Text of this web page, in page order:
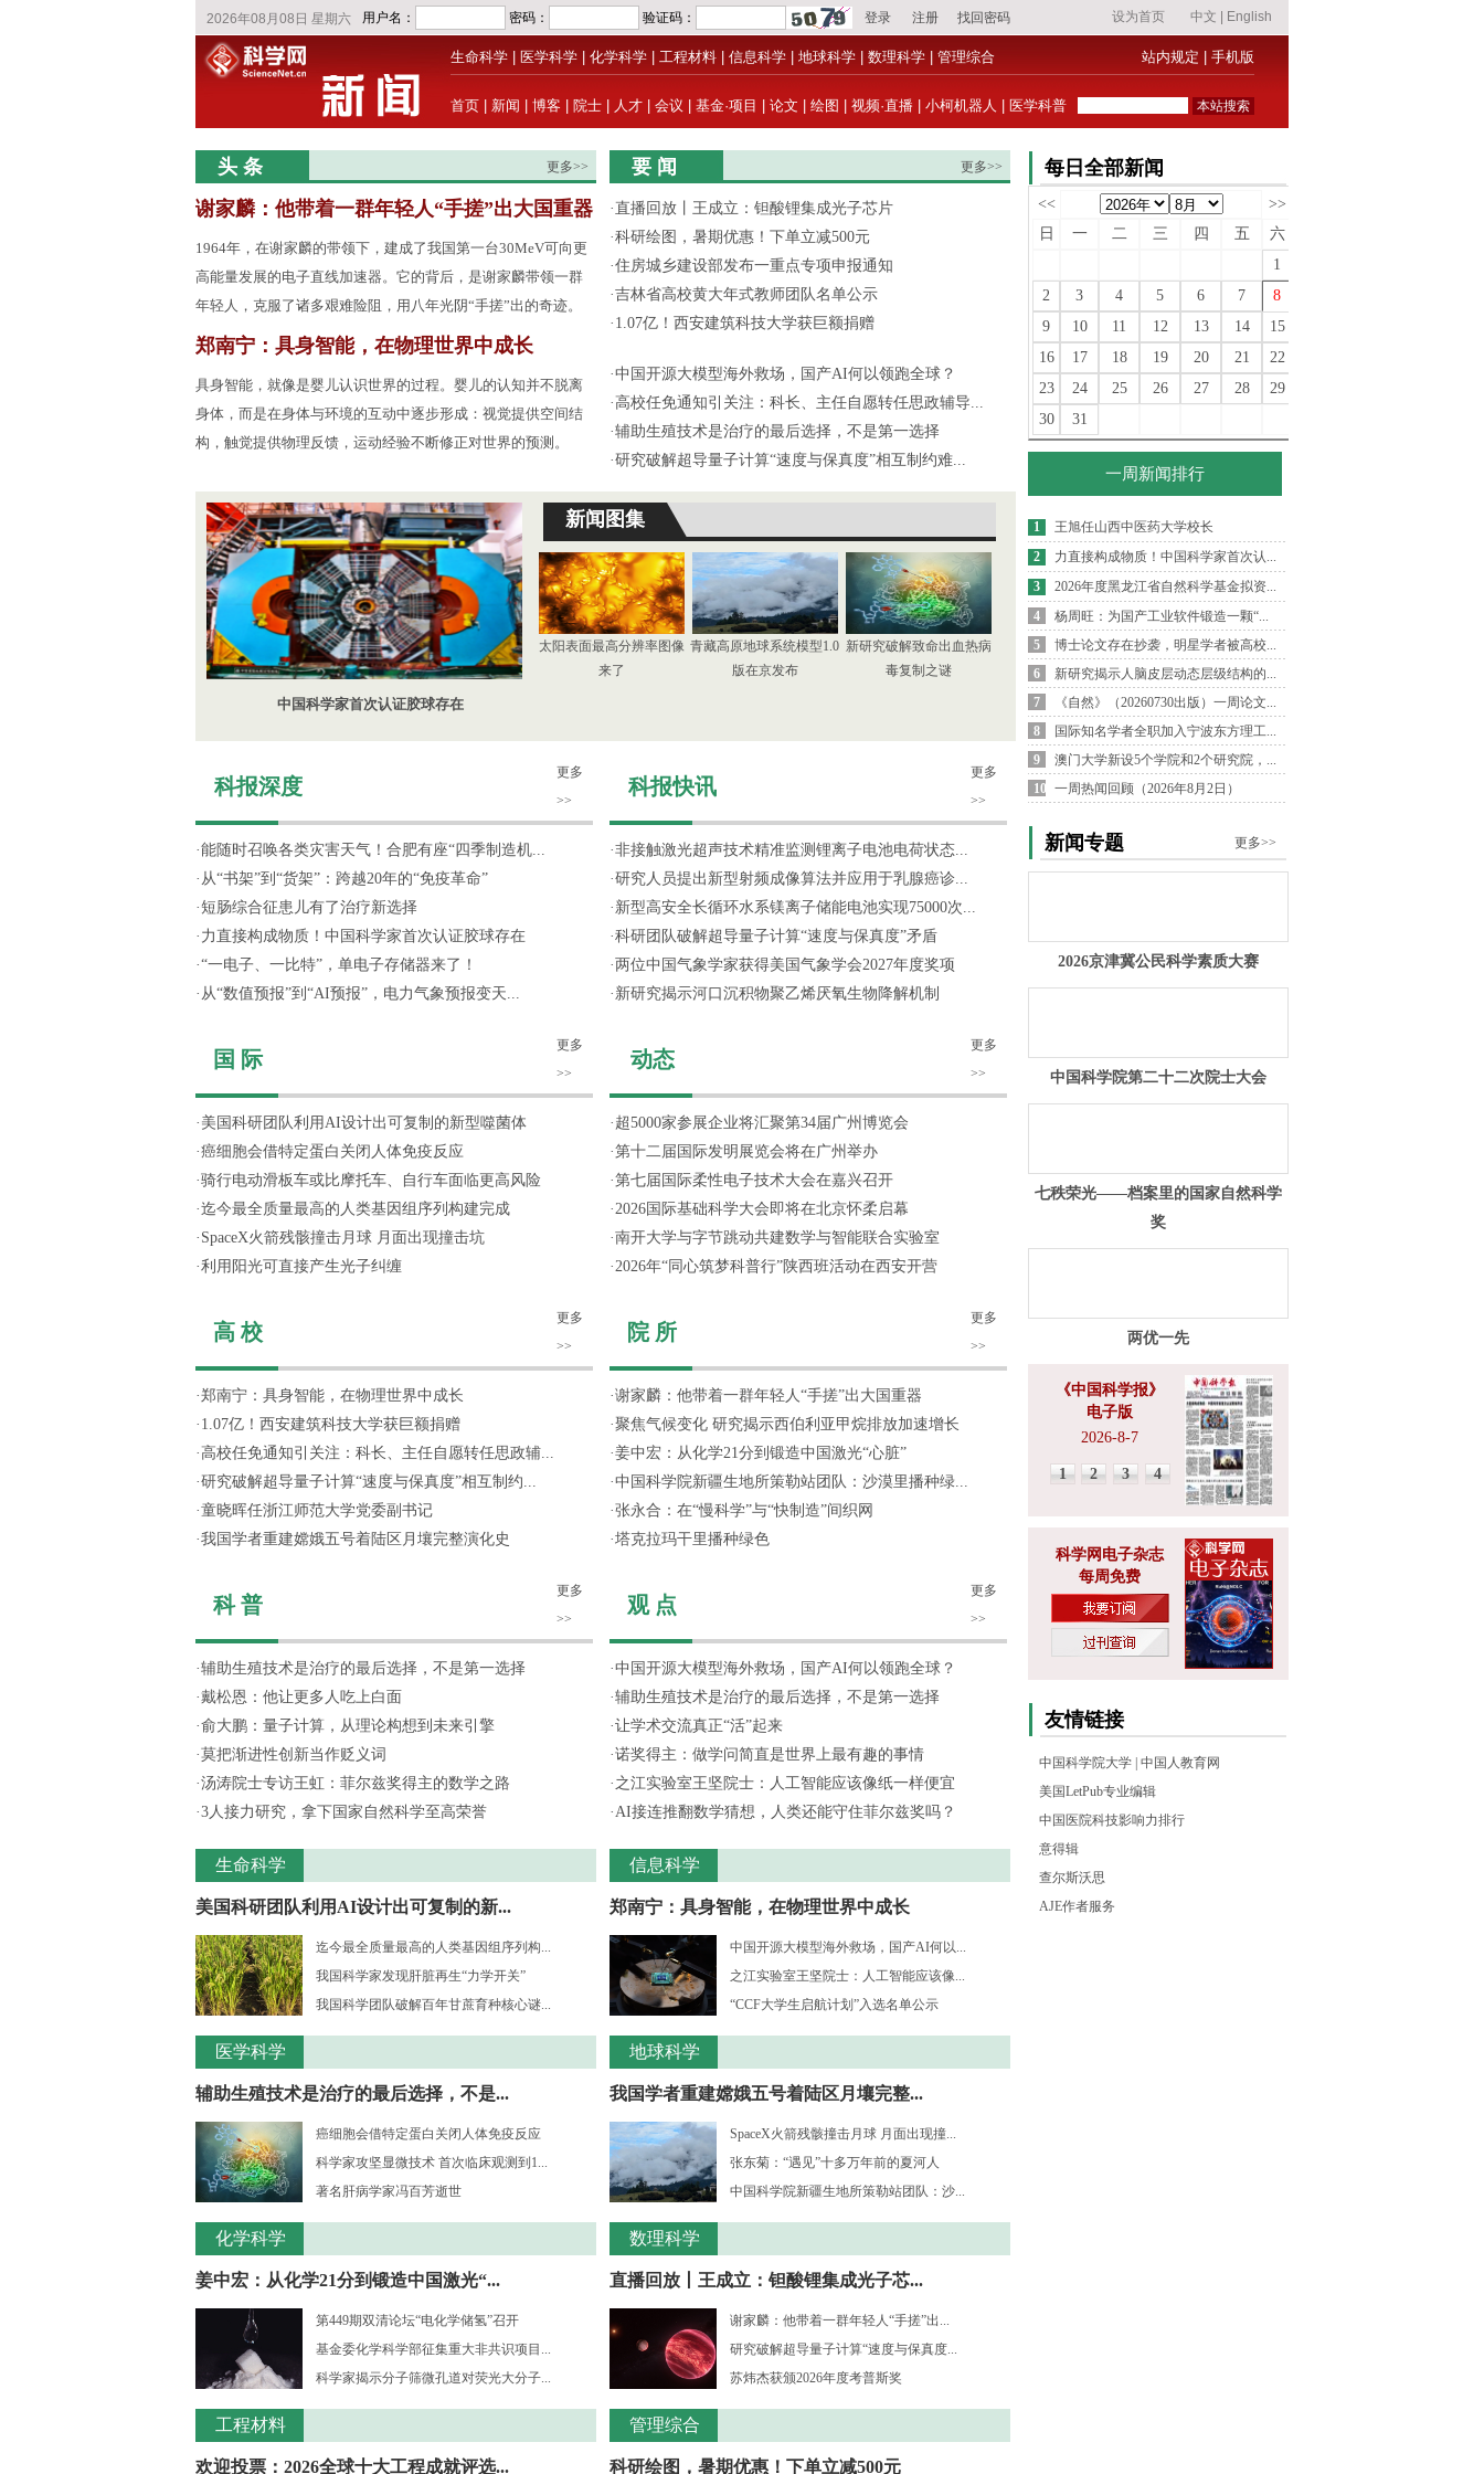
生命科学 医学科学 化学科学 工程材料 信息科学 地球科学 数理科学 管理综合 站内规定 手机版
首页 新闻 博客 院士 人才 会议 基金·项目 论文 绘图 视频·直播 小柯机器人 医学科普
头 条 更多>>
谢家麟：他带着一群年轻人“手搓”出大国重器
1964年，在谢家麟的带领下，建成了我国第一台30MeV可向更
高能量发展的电子直线加速器。它的背后，是谢家麟带领一群
年轻人，克服了诸多艰难险阻，用八年光阴“手搓”出的奇迹。
郑南宁：具身智能，在物理世界中成长
具身智能，就像是婴儿认识世界的过程。婴儿的认知并不脱离
身体，而是在身体与环境的互动中逐步形成：视觉提供空间结
构，触觉提供物理反馈，运动经验不断修正对世界的预测。
要 闻 更多>>
·直播回放丨王成立：钽酸锂集成光子芯片
·科研绘图，暑期优惠！下单立减500元
·住房城乡建设部发布一重点专项申报通知
·吉林省高校黄大年式教师团队名单公示
· 1.07亿！西安建筑科技大学获巨额捐赠
·中国开源大模型海外救场，国产AI何以领跑全球？
· 高校任免通知引关注：科长、主任自愿转任思政辅导...
·辅助生殖技术是治疗的最后选择，不是第一选择
·研究破解超导量子计算“速度与保真度”相互制约难...
中国科学家首次认证胶球存在
新闻图集
太阳表面最高分辨率图像
来了
青藏高原地球系统模型1.0
版在京发布
新研究破解致命出血热病
毒复制之谜
科报深度
更多
>>
·能随时召唤各类灾害天气！合肥有座“四季制造机...
· 从“书架”到“货架”：跨越20年的“免疫革命”
· 短肠综合征患儿有了治疗新选择
· 力直接构成物质！中国科学家首次认证胶球存在
·“一电子、一比特”，单电子存储器来了！
· 从“数值预报”到“AI预报”，电力气象预报变天...
国 际
更多
>>
· 美国科研团队利用AI设计出可复制的新型噬菌体
·癌细胞会借特定蛋白关闭人体免疫反应
·骑行电动滑板车或比摩托车、自行车面临更高风险
·迄今最全质量最高的人类基因组序列构建完成
· SpaceX火箭残骸撞击月球 月面出现撞击坑
·利用阳光可直接产生光子纠缠
高 校
更多
>>
·郑南宁：具身智能，在物理世界中成长
· 1.07亿！西安建筑科技大学获巨额捐赠
· 高校任免通知引关注：科长、主任自愿转任思政辅...
·研究破解超导量子计算“速度与保真度”相互制约...
·童晓晖任浙江师范大学党委副书记
·我国学者重建嫦娥五号着陆区月壤完整演化史
科 普
更多
>>
·辅助生殖技术是治疗的最后选择，不是第一选择
·戴松恩：他让更多人吃上白面
·俞大鹏：量子计算，从理论构想到未来引擎
·莫把渐进性创新当作贬义词
·汤涛院士专访王虹：菲尔兹奖得主的数学之路
·3人接力研究，拿下国家自然科学至高荣誉
生命科学
美国科研团队利用AI设计出可复制的新...
迄今最全质量最高的人类基因组序列构...
我国科学家发现肝脏再生“力学开关”
我国科学团队破解百年甘蔗育种核心谜...
医学科学
辅助生殖技术是治疗的最后选择，不是...
癌细胞会借特定蛋白关闭人体免疫反应
科学家攻坚显微技术 首次临床观测到1...
著名肝病学家冯百芳逝世
化学科学
姜中宏：从化学21分到锻造中国激光“...
第449期双清论坛“电化学储氢”召开
基金委化学科学部征集重大非共识项目...
科学家揭示分子筛微孔道对荧光大分子...
工程材料
欢迎投票：2026全球十大工程成就评选...
科报快讯
更多
>>
·非接触激光超声技术精准监测锂离子电池电荷状态...
·研究人员提出新型射频成像算法并应用于乳腺癌诊...
· 新型高安全长循环水系镁离子储能电池实现75000次...
·科研团队破解超导量子计算“速度与保真度”矛盾
· 两位中国气象学家获得美国气象学会2027年度奖项
· 新研究揭示河口沉积物聚乙烯厌氧生物降解机制
动态
更多
>>
· 超5000家参展企业将汇聚第34届广州博览会
·第十二届国际发明展览会将在广州举办
·第七届国际柔性电子技术大会在嘉兴召开
·2026国际基础科学大会即将在北京怀柔启幕
·南开大学与字节跳动共建数学与智能联合实验室
·2026年“同心筑梦科普行”陕西班活动在西安开营
院 所
更多
>>
·谢家麟：他带着一群年轻人“手搓”出大国重器
·聚焦气候变化 研究揭示西伯利亚甲烷排放加速增长
·姜中宏：从化学21分到锻造中国激光“心脏”
·中国科学院新疆生地所策勒站团队：沙漠里播种绿...
·张永合：在“慢科学”与“快制造”间织网
·塔克拉玛干里播种绿色
观 点
更多
>>
·中国开源大模型海外救场，国产AI何以领跑全球？
·辅助生殖技术是治疗的最后选择，不是第一选择
·让学术交流真正“活”起来
·诺奖得主：做学问简直是世界上最有趣的事情
· 之江实验室王坚院士：人工智能应该像纸一样便宜
·AI接连推翻数学猜想，人类还能守住菲尔兹奖吗？
信息科学
郑南宁：具身智能，在物理世界中成长
中国开源大模型海外救场，国产AI何以...
之江实验室王坚院士：人工智能应该像...
“CCF大学生启航计划”入选名单公示
地球科学
我国学者重建嫦娥五号着陆区月壤完整...
SpaceX火箭残骸撞击月球 月面出现撞...
张东菊：“遇见”十多万年前的夏河人
中国科学院新疆生地所策勒站团队：沙...
数理科学
直播回放丨王成立：钽酸锂集成光子芯...
谢家麟：他带着一群年轻人“手搓”出...
研究破解超导量子计算“速度与保真度...
苏炜杰获颁2026年度考普斯奖
管理综合
科研绘图，暑期优惠！下单立减500元
每日全部新闻
<<
>>
日
一 二 三 四 五
六
1
2
3 4 5 6 7
8
9
10 11 12 13 14
15
16
17 18 19 20 21
22
23
24 25 26 27 28
29
30
31
一周新闻排行
1
王旭任山西中医药大学校长
2
力直接构成物质！中国科学家首次认...
3
2026年度黑龙江省自然科学基金拟资...
4
杨周旺：为国产工业软件锻造一颗“...
5
博士论文存在抄袭，明星学者被高校...
6
新研究揭示人脑皮层动态层级结构的...
7
《自然》（20260730出版）一周论文...
8
国际知名学者全职加入宁波东方理工...
9
澳门大学新设5个学院和2个研究院，...
10 一周热闻回顾（2026年8月2日）
新闻专题 更多>>
2026京津冀公民科学素质大赛
中国科学院第二十二次院士大会
七秩荣光——档案里的国家自然科学
奖
两优一先
《中国科学报》
电子版
2026-8-7
1 2 3 4
科学网电子杂志
每周免费
友情链接
中国科学院大学 中国人教育网
美国LetPub专业编辑
中国医院科技影响力排行
意得辑
查尔斯沃思
AJE作者服务